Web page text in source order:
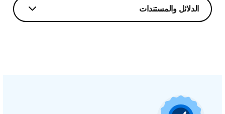
الدلائل والمستندات